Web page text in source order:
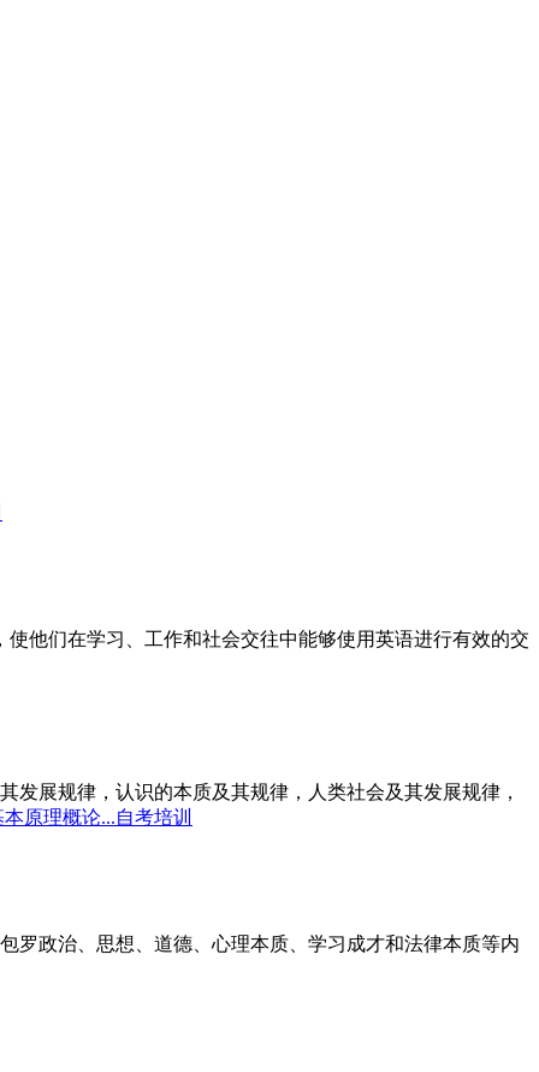
他们在学习、工作和社会交往中能够使用英语进行有效的交
展规律，认识的本质及其规律，人类社会及其发展规律，
原理概论...自考培训
罗政治、思想、道德、心理本质、学习成才和法律本质等内